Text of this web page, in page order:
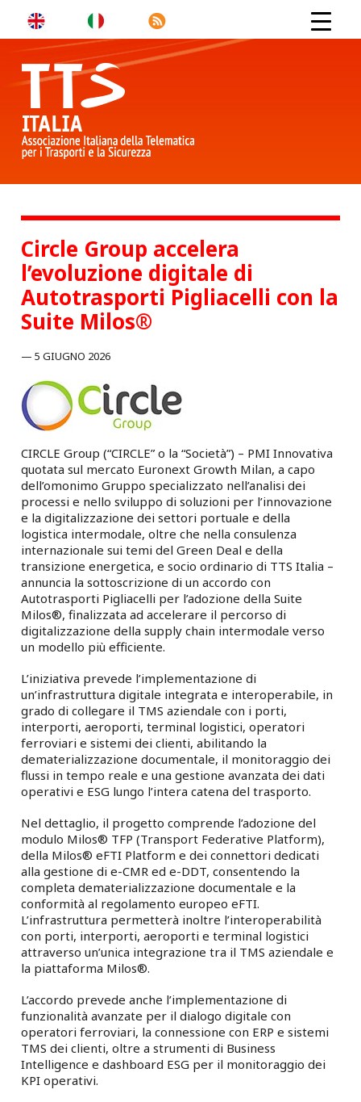
Circle Group accelera
l’evoluzione digitale di
Autotrasporti Pigliacelli con la
Suite Milos®
5 GIUGNO 2026
CIRCLE Group (“CIRCLE” o la “Società”) – PMI Innovativa
quotata sul mercato Euronext Growth Milan, a capo
dell’omonimo Gruppo specializzato nell’analisi dei
processi e nello sviluppo di soluzioni per l’innovazione
e la digitalizzazione dei settori portuale e della
logistica intermodale, oltre che nella consulenza
internazionale sui temi del Green Deal e della
transizione energetica, e socio ordinario di TTS Italia –
annuncia la sottoscrizione di un accordo con
Autotrasporti Pigliacelli per l’adozione della Suite
Milos®, finalizzata ad accelerare il percorso di
digitalizzazione della supply chain intermodale verso
un modello più efficiente.
L’iniziativa prevede l’implementazione di
un’infrastruttura digitale integrata e interoperabile, in
grado di collegare il TMS aziendale con i porti,
interporti, aeroporti, terminal logistici, operatori
ferroviari e sistemi dei clienti, abilitando la
dematerializzazione documentale, il monitoraggio dei
flussi in tempo reale e una gestione avanzata dei dati
operativi e ESG lungo l’intera catena del trasporto.
Nel dettaglio, il progetto comprende l’adozione del
modulo Milos® TFP (Transport Federative Platform),
della Milos® eFTI Platform e dei connettori dedicati
alla gestione di e-CMR ed e-DDT, consentendo la
completa dematerializzazione documentale e la
conformità al regolamento europeo eFTI.
L’infrastruttura permetterà inoltre l’interoperabilità
con porti, interporti, aeroporti e terminal logistici
attraverso un’unica integrazione tra il TMS aziendale e
la piattaforma Milos®.
L’accordo prevede anche l’implementazione di
funzionalità avanzate per il dialogo digitale con
operatori ferroviari, la connessione con ERP e sistemi
TMS dei clienti, oltre a strumenti di Business
Intelligence e dashboard ESG per il monitoraggio dei
KPI operativi.